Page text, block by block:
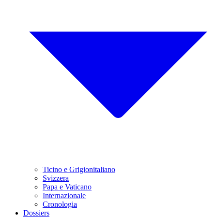
Ticino e Grigionitaliano
Svizzera
Papa e Vaticano
Internazionale
Cronologia
Dossiers